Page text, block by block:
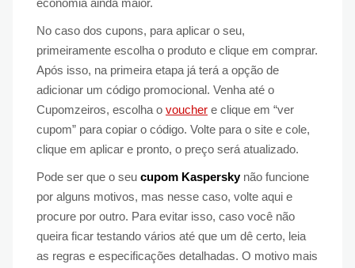
economia ainda maior.
No caso dos cupons, para aplicar o seu,
primeiramente escolha o produto e clique em comprar.
Após isso, na primeira etapa já terá a opção de
adicionar um código promocional. Venha até o
Cupomzeiros, escolha o voucher e clique em “ver
cupom” para copiar o código. Volte para o site e cole,
clique em aplicar e pronto, o preço será atualizado.
Pode ser que o seu cupom Kasperskynão funcione
por alguns motivos, mas nesse caso, volte aqui e
procure por outro. Para evitar isso, caso você não
queira ficar testando vários até que um dê certo, leia
as regras e especificações detalhadas. O motivo mais